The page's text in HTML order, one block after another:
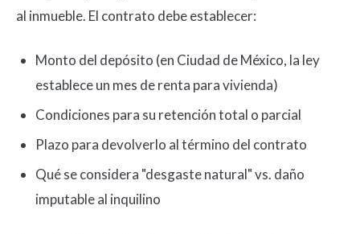
al inmueble. El contrato debe establecer:
Monto del depósito (en Ciudad de México, la ley
establece un mes de renta para vivienda)
Condiciones para su retención total o parcial
Plazo para devolverlo al término del contrato
Qué se considera "desgaste natural" vs. daño
imputable al inquilino